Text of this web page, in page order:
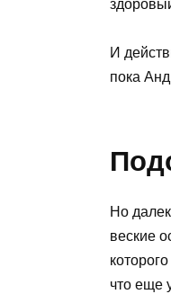
И
пока
Но
веские
что еще